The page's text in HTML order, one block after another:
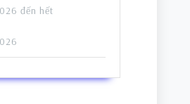
đến hết